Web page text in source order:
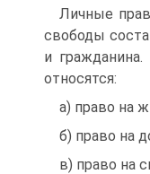
Личные
свободы
и
относятся:
а) право на
б) право на
в) право на